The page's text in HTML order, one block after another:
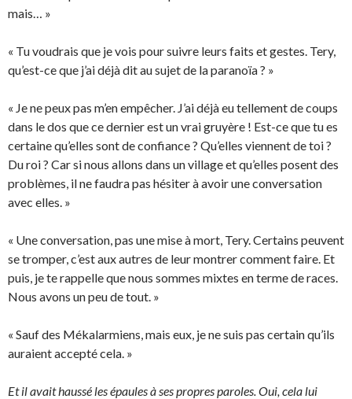
mais… »
« Tu voudrais que je vois pour suivre leurs faits et gestes. Tery,
qu’est-ce que j’ai déjà dit au sujet de la paranoïa ? »
« Je ne peux pas m’en empêcher. J’ai déjà eu tellement de coups
dans le dos que ce dernier est un vrai gruyère ! Est-ce que tu es
certaine qu’elles sont de confiance ? Qu’elles viennent de toi ?
Du roi ? Car si nous allons dans un village et qu’elles posent des
problèmes, il ne faudra pas hésiter à avoir une conversation
avec elles. »
« Une conversation, pas une mise à mort, Tery. Certains peuvent
se tromper, c’est aux autres de leur montrer comment faire. Et
puis, je te rappelle que nous sommes mixtes en terme de races.
Nous avons un peu de tout. »
« Sauf des Mékalarmiens, mais eux, je ne suis pas certain qu’ils
auraient accepté cela. »
Et il avait haussé les épaules à ses propres paroles. Oui, cela lui